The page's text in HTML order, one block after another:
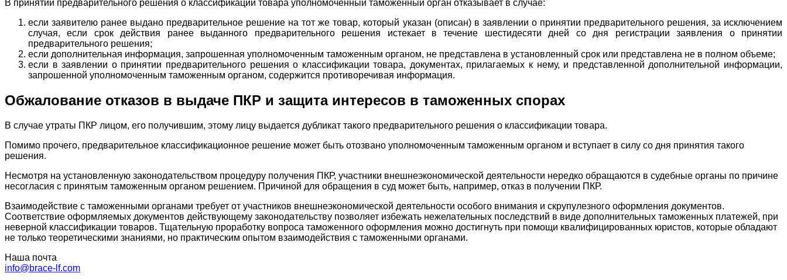
В принятии предварительного решения о классификации товара уполномоченный таможенный орган отказывает в случае:
если заявителю ранее выдано предварительное решение на тот же товар, который указан (описан) в заявлении о принятии предварительного решения, за исключением
случая, если срок действия ранее выданного предварительного решения истекает в течение шестидесяти дней со дня регистрации заявления о принятии
предварительного решения;
если дополнительная информация, запрошенная уполномоченным таможенным органом, не представлена в установленный срок или представлена не в полном объеме;
если в заявлении о принятии предварительного решения о классификации товара, документах, прилагаемых к нему, и представленной дополнительной информации,
запрошенной уполномоченным таможенным органом, содержится противоречивая информация.
Обжалование отказов в выдаче ПКР и защита интересов в таможенных спорах
В случае утраты ПКР лицом, его получившим, этому лицу выдается дубликат такого предварительного решения о классификации товара.
Помимо прочего, предварительное классификационное решение может быть отозвано уполномоченным таможенным органом и вступает в силу со дня принятия такого
решения.
Несмотря на установленную законодательством процедуру получения ПКР, участники внешнеэкономической деятельности нередко обращаются в судебные органы по причине
несогласия с принятым таможенным органом решением. Причиной для обращения в суд может быть, например, отказ в получении ПКР.
Взаимодействие с таможенными органами требует от участников внешнеэкономической деятельности особого внимания и скрупулезного оформления документов.
Соответствие оформляемых документов действующему законодательству позволяет избежать нежелательных последствий в виде дополнительных таможенных платежей, при
неверной классификации товаров. Тщательную проработку вопроса таможенного оформления можно достигнуть при помощи квалифицированных юристов, которые обладают
не только теоретическими знаниями, но практическим опытом взаимодействия с таможенными органами.
Наша почта
info@brace-lf.com